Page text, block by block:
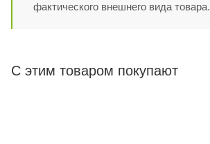
фактического внешнего вида товара.
С этим товаром покупают